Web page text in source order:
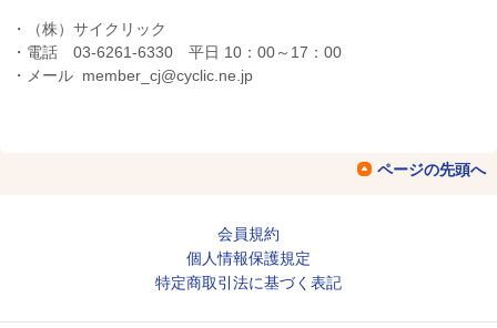
・（株）サイクリック
・電話 03-6261-6330 平日 10：00～17：00
・メール member_cj@cyclic.ne.jp
ページの先頭へ
会員規約
個人情報保護規定
特定商取引法に基づく表記